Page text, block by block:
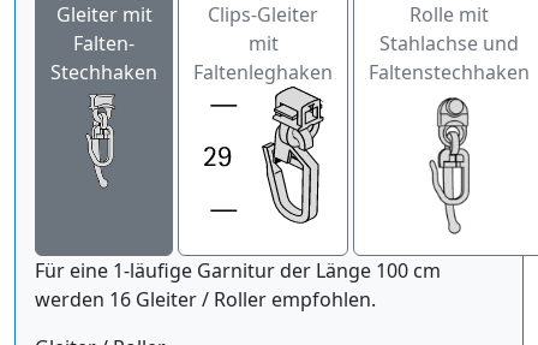
Gleiter mit
Falten-
Stechhaken
Clips-Gleiter
mit
Faltenleghaken
Rolle mit
Stahlachse und
Faltenstechhaken
Für eine 1-läufige Garnitur der Länge 100 cm
werden 16 Gleiter / Roller empfohlen.